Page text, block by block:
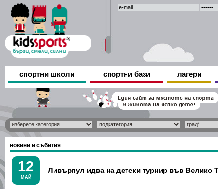
спортни школи спортни бази лагери
новини и събития
12
МАЙ
Ливърпул идва на детски турнир във Велико